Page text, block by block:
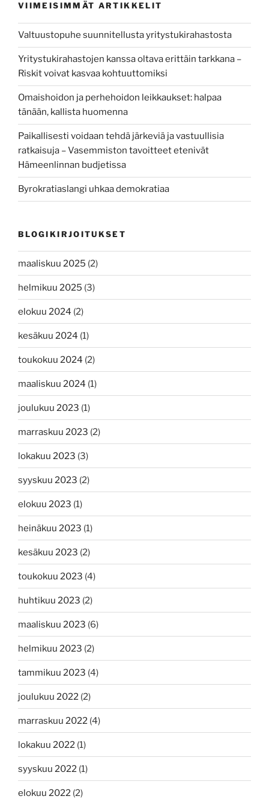
VIIMEISIMMÄT ARTIKKELIT
Valtuustopuhe suunnitellusta yritystukirahastosta
Yritystukirahastojen kanssa oltava erittäin tarkkana –
Riskit voivat kasvaa kohtuuttomiksi
Omaishoidon ja perhehoidon leikkaukset: halpaa
tänään, kallista huomenna
Paikallisesti voidaan tehdä järkeviä ja vastuullisia
ratkaisuja – Vasemmiston tavoitteet etenivät
Hämeenlinnan budjetissa
Byrokratiaslangi uhkaa demokratiaa
BLOGIKIRJOITUKSET
maaliskuu 2025 (2)
helmikuu 2025 (3)
elokuu 2024 (2)
kesäkuu 2024 (1)
toukokuu 2024 (2)
maaliskuu 2024 (1)
joulukuu 2023 (1)
marraskuu 2023 (2)
lokakuu 2023 (3)
syyskuu 2023 (2)
elokuu 2023 (1)
heinäkuu 2023 (1)
kesäkuu 2023 (2)
toukokuu 2023 (4)
huhtikuu 2023 (2)
maaliskuu 2023 (6)
helmikuu 2023 (2)
tammikuu 2023 (4)
joulukuu 2022 (2)
marraskuu 2022 (4)
lokakuu 2022 (1)
syyskuu 2022 (1)
elokuu 2022 (2)